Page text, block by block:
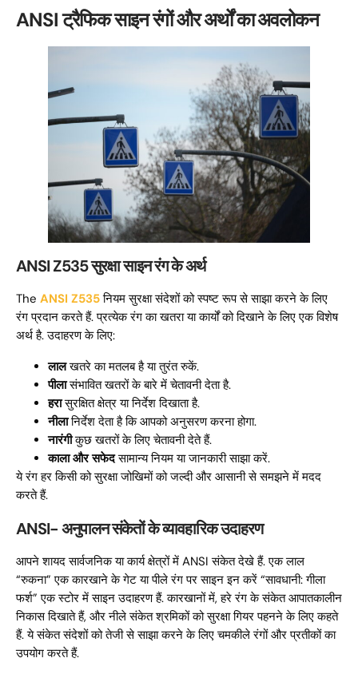
ANSI ट्रैफिक साइन रंगों और अर्थों का अवलोकन
ANSI Z535 सुरक्षा साइन रंग के अर्थ
The ANSI Z535नियम सुरक्षा संदेशों को स्पष्ट रूप से साझा करने के लिए
रंग प्रदान करते हैं. प्रत्येक रंग का खतरा या कार्यों को दिखाने के लिए एक विशेष
अर्थ है. उदाहरण के लिए:
लालखतरे का मतलब है या तुरंत रुकें.
पीलासंभावित खतरों के बारे में चेतावनी देता है.
हरासुरक्षित क्षेत्र या निर्देश दिखाता है.
नीलानिर्देश देता है कि आपको अनुसरण करना होगा.
नारंगीकुछ खतरों के लिए चेतावनी देते हैं.
काला और सफेदसामान्य नियम या जानकारी साझा करें.
ये रंग हर किसी को सुरक्षा जोखिमों को जल्दी और आसानी से समझने में मदद
करते हैं.
ANSI- अनुपालन संकेतों के व्यावहारिक उदाहरण
आपने शायद सार्वजनिक या कार्य क्षेत्रों में ANSI संकेत देखे हैं. एक लाल
“रुकना” एक कारखाने के गेट या पीले रंग पर साइन इन करें “सावधानी: गीला
फर्श” एक स्टोर में साइन उदाहरण हैं. कारखानों में, हरे रंग के संकेत आपातकालीन
निकास दिखाते हैं, और नीले संकेत श्रमिकों को सुरक्षा गियर पहनने के लिए कहते
हैं. ये संकेत संदेशों को तेजी से साझा करने के लिए चमकीले रंगों और प्रतीकों का
उपयोग करते हैं.